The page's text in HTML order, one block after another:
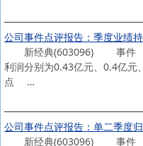
公司事件点评报告：季度业绩
新经典(603096) 事件 新经
利润分别为0.43亿元、0.4亿
点 …
公司事件点评报告：单二季度
新经典(603096) 事件 新经